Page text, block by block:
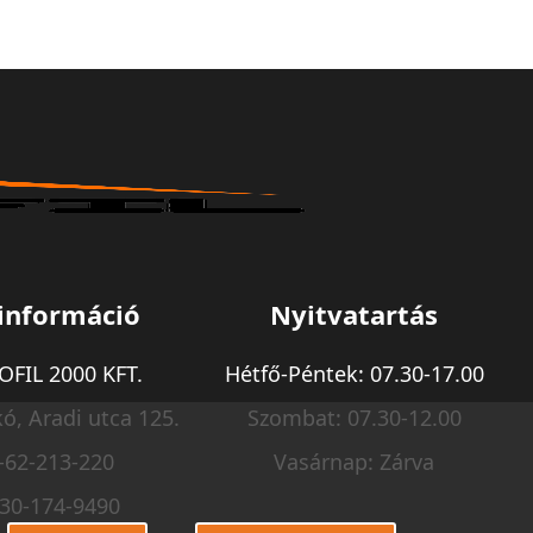
2000 KFT.
Aradi utca 125.
62-213-220
174-9490
Nyitvatartás
Hétfő-Péntek: 07.30-17.00
Szombat: 07.30-12.00
Vasárnap: Zárva